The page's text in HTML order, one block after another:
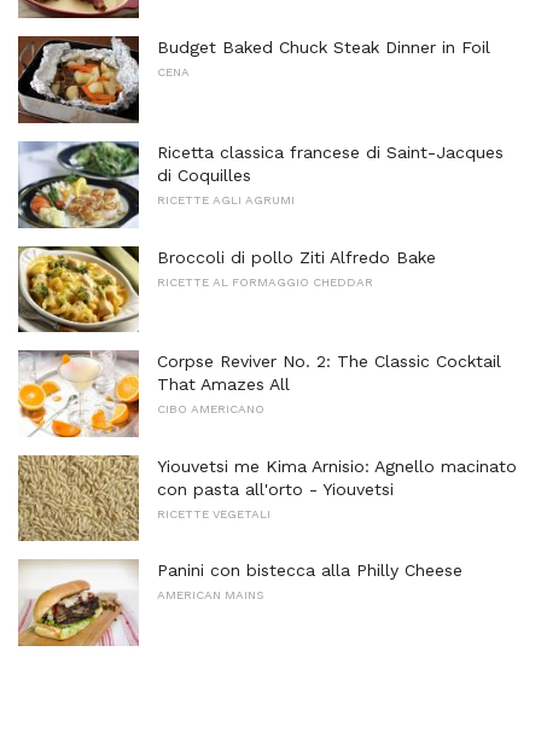
Budget Baked Chuck Steak Dinner in Foil
CENA
Ricetta classica francese di Saint-Jacques
di Coquilles
RICETTE AGLI AGRUMI
Broccoli di pollo Ziti Alfredo Bake
RICETTE AL FORMAGGIO CHEDDAR
Corpse Reviver No. 2: The Classic Cocktail
That Amazes All
CIBO AMERICANO
Yiouvetsi me Kima Arnisio: Agnello macinato
con pasta all'orto - Yiouvetsi
RICETTE VEGETALI
Panini con bistecca alla Philly Cheese
AMERICAN MAINS